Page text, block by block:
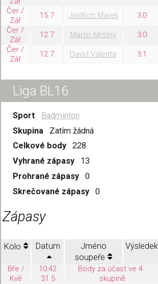
Čer /
Zář
15.7 Jindřich Marek 3:0
Čer /
Zář
12.7 Martin Mrštný 3:0
Čer /
Zář
12.7 David Valenta 3:1
Liga BL16
Sport
Badminton
Skupina
Zatím žádná
Celkové body
228
Vyhrané zápasy
13
Prohrané zápasy
0
Skrečované zápasy
0
Zápasy
Kolo Datum
Jméno
soupeře
Výsledek
Bře /
Kvě
10:42
31.5
Body za účast ve 4 .
skupině